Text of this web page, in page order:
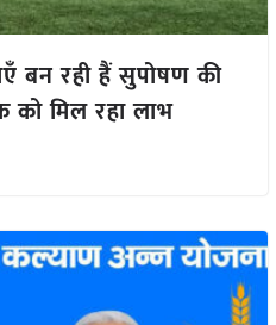
बन रही हैं सुपोषण की
मिल रहा लाभ